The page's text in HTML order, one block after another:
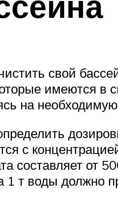
свой
имеются
на
с
составляет от
т воды должно